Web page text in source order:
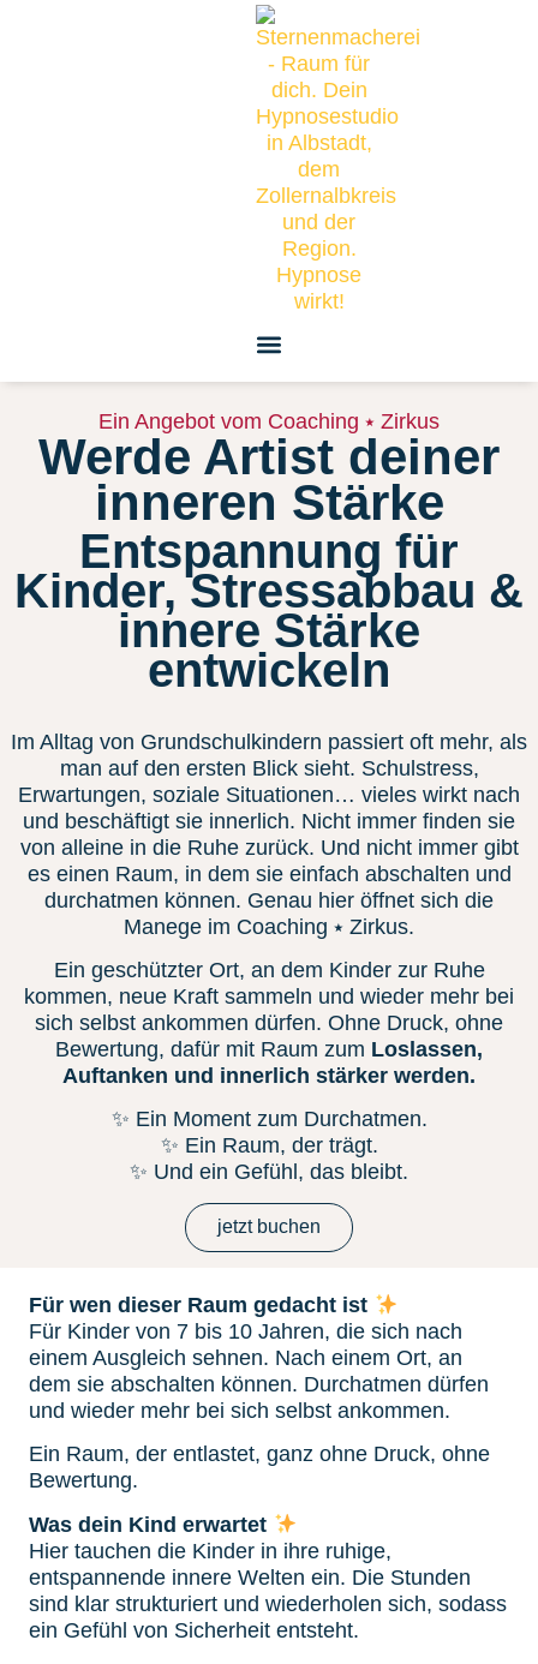
Ein Angebot vom Coaching ⭑ Zirkus
Werde Artist deiner
inneren Stärke
Entspannung für
Kinder, Stressabbau &
innere Stärke
entwickeln
Im Alltag von Grundschulkindern passiert oft mehr, als
man auf den ersten Blick sieht. Schulstress,
Erwartungen, soziale Situationen… vieles wirkt nach
und beschäftigt sie innerlich. Nicht immer finden sie
von alleine in die Ruhe zurück. Und nicht immer gibt
es einen Raum, in dem sie einfach abschalten und
durchatmen können. Genau hier öffnet sich die
Manege im Coaching ⭑ Zirkus.
Ein geschützter Ort, an dem Kinder zur Ruhe
kommen, neue Kraft sammeln und wieder mehr bei
sich selbst ankommen dürfen. Ohne Druck, ohne
Bewertung, dafür mit Raum zum Loslassen,
Auftanken und innerlich stärker werden.
✨ Ein Moment zum Durchatmen.
✨ Ein Raum, der trägt.
✨ Und ein Gefühl, das bleibt.
jetzt buchen
Für wen dieser Raum gedacht ist
Für Kinder von 7 bis 10 Jahren, die sich nach
einem Ausgleich sehnen. Nach einem Ort, an
dem sie abschalten können. Durchatmen dürfen
und wieder mehr bei sich selbst ankommen.
Ein Raum, der entlastet, ganz ohne Druck, ohne
Bewertung.
Was dein Kind erwartet
Hier tauchen die Kinder in ihre ruhige,
entspannende innere Welten ein. Die Stunden
sind klar strukturiert und wiederholen sich, sodass
ein Gefühl von Sicherheit entsteht.